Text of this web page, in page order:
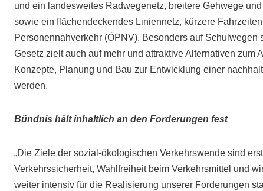
und ein landesweites Radwegenetz, breitere Gehwege
sowie ein flächendeckendes Liniennetz, kürzere
Personennahverkehr (ÖPNV). Besonders auf
Gesetz zielt auch auf mehr und attraktive Alternativen zum
Konzepte, Planung und Bau zur Entwicklung einer
werden.
Bündnis hält inhaltlich an den Forderungen fest
„Die Ziele der sozial-ökologischen Verkehrswende sind
Verkehrssicherheit, Wahlfreiheit beim Verkehrsmittel und
weiter intensiv für die Realisierung unserer Forderungen